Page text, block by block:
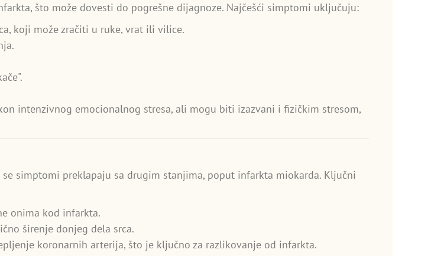
što može dovesti do pogrešne dijagnoze. Najčešći simptomi uključuju:
koji može zračiti u ruke, vrat ili vilice.
intenzivnog emocionalnog stresa, ali mogu biti izazvani i fizičkim stresom,
simptomi preklapaju sa drugim stanjima, poput infarkta miokarda. Ključni
onima kod infarkta.
širenje donjeg dela srca.
koronarnih arterija, što je ključno za razlikovanje od infarkta.